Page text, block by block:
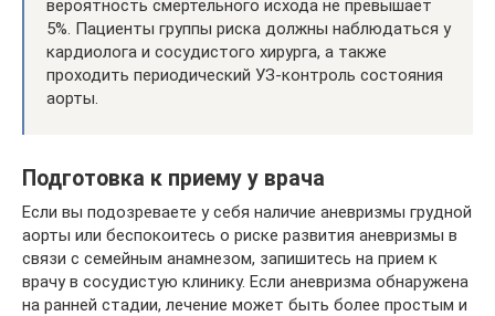
вероятность смертельного исхода не превышает
5%. Пациенты группы риска должны наблюдаться у
кардиолога и сосудистого хирурга, а также
проходить периодический УЗ-контроль состояния
аорты.
Подготовка к приему у врача
Если вы подозреваете у себя наличие аневризмы грудной
аорты или беспокоитесь о риске развития аневризмы в
связи с семейным анамнезом, запишитесь на прием к
врачу в сосудистую клинику. Если аневризма обнаружена
на ранней стадии, лечение может быть более простым и